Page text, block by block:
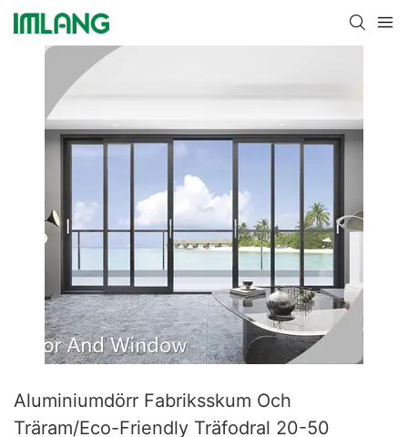
Aluminiumdörr Fabriksskum Och
Träram/Eco-Friendly Träfodral 20-50